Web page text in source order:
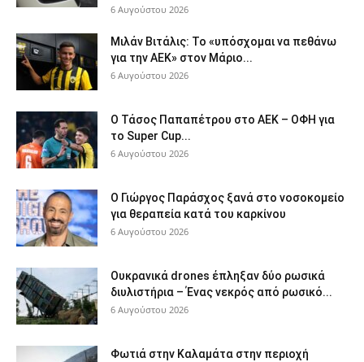
6 Αυγούστου 2026
Μιλάν Βιτάλις: Το «υπόσχομαι να πεθάνω
για την ΑΕΚ» στον Μάριο...
6 Αυγούστου 2026
Ο Τάσος Παπαπέτρου στο ΑΕΚ – ΟΦΗ για
το Super Cup...
6 Αυγούστου 2026
O Γιώργος Παράσχος ξανά στο νοσοκομείο
για θεραπεία κατά του καρκίνου
6 Αυγούστου 2026
Ουκρανικά drones έπληξαν δύο ρωσικά
διυλιστήρια – Ένας νεκρός από ρωσικό...
6 Αυγούστου 2026
Φωτιά στην Καλαμάτα στην περιοχή